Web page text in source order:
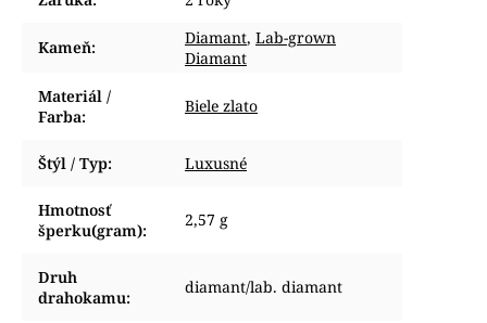
Kameň: Diamant, Lab-grown
Diamant
Materiál /
Farba:
Biele zlato
Štýl / Typ: Luxusné
Hmotnosť
šperku(gram):
2,57 g
Druh
drahokamu:
diamant/lab. diamant